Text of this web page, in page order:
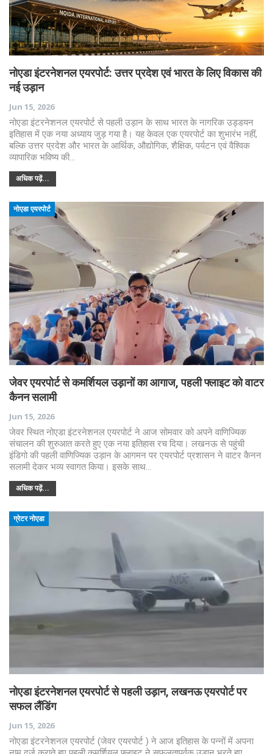
नोएडा इंटरनेशनल एयरपोर्ट: उत्तर प्रदेश एवं भारत के लिए विकास की
नई उड़ान
Jun 15, 2026
नोएडा इंटरनेशनल एयरपोर्ट से पहली उड़ान के साथ भारत के नागरिक उड्डयन
इतिहास में एक नया अध्याय जुड़ गया है। यह केवल एक एयरपोर्ट का शुभारंभ नहीं,
बल्कि उत्तर प्रदेश और भारत के आर्थिक, औद्योगिक, शैक्षिक, पर्यटन एवं वैश्विक
व्यापारिक भविष्य की…
अधिक पढ़ें...
नोएडा एयरपोर्ट
जेवर एयरपोर्ट से कमर्शियल उड़ानों का आगाज, पहली फ्लाइट को वाटर
कैनन सलामी
Jun 15, 2026
जेवर स्थित नोएडा इंटरनेशनल एयरपोर्ट ने आज सोमवार को अपने वाणिज्यिक
संचालन की शुरुआत करते हुए एक नया इतिहास रच दिया। लखनऊ से पहुंची
इंडिगो की पहली वाणिज्यिक उड़ान के आगमन पर एयरपोर्ट प्रशासन ने वाटर कैनन
सलामी देकर भव्य स्वागत किया। इसके साथ…
अधिक पढ़ें...
ग्रेटर नोएडा
नोएडा इंटरनेशनल एयरपोर्ट से पहली उड़ान, लखनऊ एयरपोर्ट पर
सफल लैंडिंग
Jun 15, 2026
नोएडा इंटरनेशनल एयरपोर्ट (जेवर एयरपोर्ट ) ने आज इतिहास के पन्नों में अपना